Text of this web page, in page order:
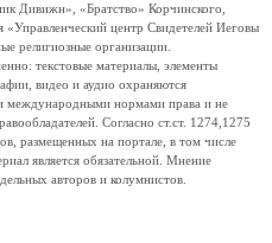
Дивижн», «Братство» Корчинского,
«Управленческий центр Свидетелей Иеговы
религиозные организации.
текстовые материалы, элементы
видео и аудио охраняются
международными нормами права и не
Согласно ст.ст. 1274,1275
размещенных на портале, в том числе
является обязательной. Мнение
авторов и колумнистов.